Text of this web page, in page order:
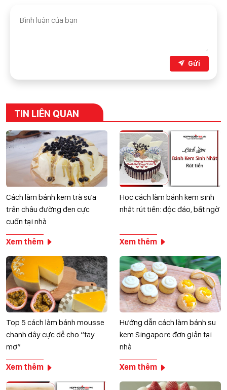
Gửi
TIN LIÊN QUAN
Cách làm bánh kem trà sữa
trân châu đường đen cực
cuốn tại nhà
Xem thêm
Học cách làm bánh kem sinh
nhật rút tiền: độc đáo, bất ngờ
Xem thêm
Top 5 cách làm bánh mousse
chanh dây cực dễ cho “tay
mơ”
Xem thêm
Hướng dẫn cách làm bánh su
kem Singapore đơn giản tại
nhà
Xem thêm